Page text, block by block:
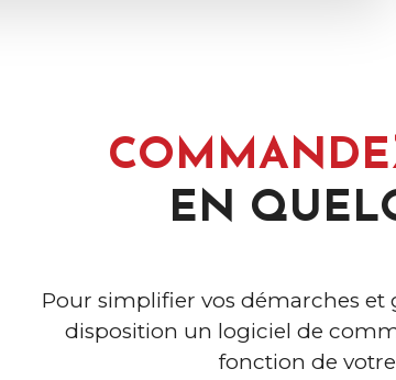
EN
Pour simplifier vos démarches et
disposition un logiciel de
fonction de